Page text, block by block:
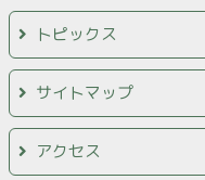
トピックス
サイトマップ
アクセス